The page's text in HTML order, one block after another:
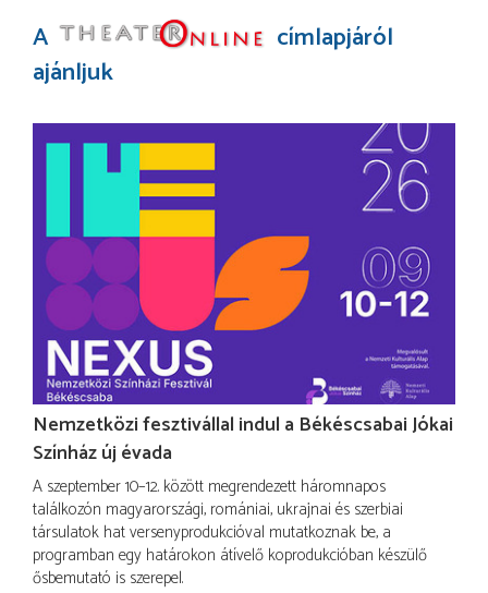
A
címlapjáról
ajánljuk
Nemzetközi fesztivállal indul a Békéscsabai Jókai
Színház új évada
A szeptember 10–12. között megrendezett háromnapos
találkozón magyarországi, romániai, ukrajnai és szerbiai
társulatok hat versenyprodukcióval mutatkoznak be, a
programban egy határokon átívelő koprodukcióban készülő
ősbemutató is szerepel.